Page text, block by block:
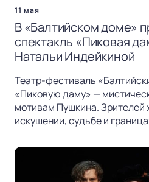
11 мая
В «Балтийском доме»
спектакль «Пиковая
Натальи Индейкиной
Театр-фестиваль
«Пиковую даму» —
мотивам Пушкина. Зрителей
искушении, судьбе и